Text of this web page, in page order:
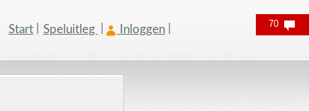
Start Speluitleg Inloggen 70